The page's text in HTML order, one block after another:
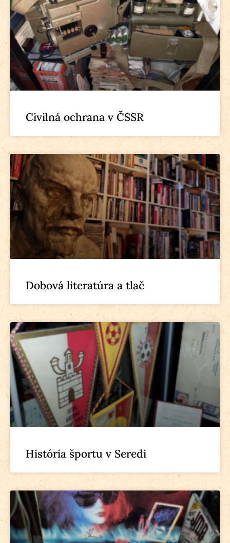
Civilná ochrana v ČSSR
Dobová literatúra a tlač
História športu v Seredi